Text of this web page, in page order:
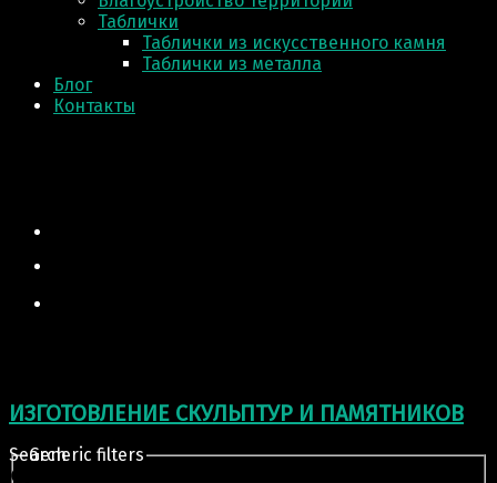
Таблички
Таблички из искусственного камня
Таблички из металла
Блог
Контакты
ИЗГОТОВЛЕНИЕ СКУЛЬПТУР И ПАМЯТНИКОВ
Search
Generic filters